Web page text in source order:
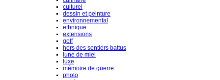
culturel
dessin et peinture
environnemental
ethnique
extensions
golf
hors des sentiers battus
lune de miel
luxe
mémoire de guerre
photo